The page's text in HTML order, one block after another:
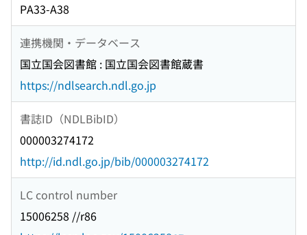
PA33-A38
連携機関・データベース
国立国会図書館 : 国立国会図書館蔵書
https://ndlsearch.ndl.go.jp
書誌ID（NDLBibID）
000003274172
http://id.ndl.go.jp/bib/000003274172
LC control number
15006258 //r86